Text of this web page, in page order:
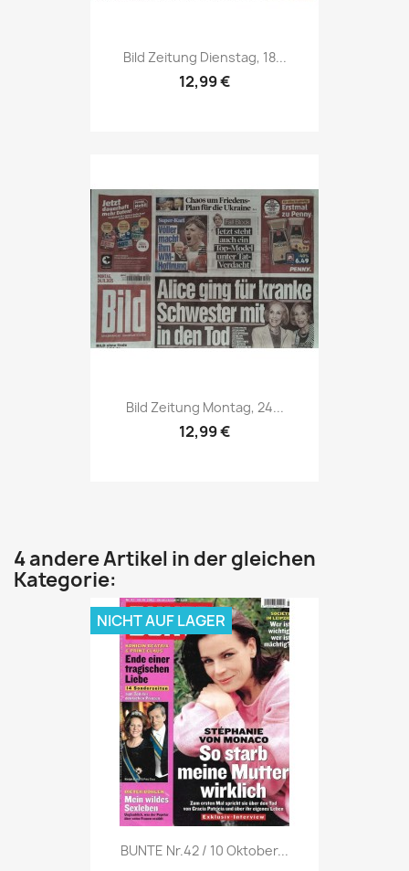
Vorschau
Bild Zeitung Dienstag, 18...
12,99 €
Vorschau
Bild Zeitung Montag, 24...
12,99 €
4 andere Artikel in der gleichen
Kategorie:
Vorschau
BUNTE Nr.42 / 10 Oktober...
NICHT AUF LAGER